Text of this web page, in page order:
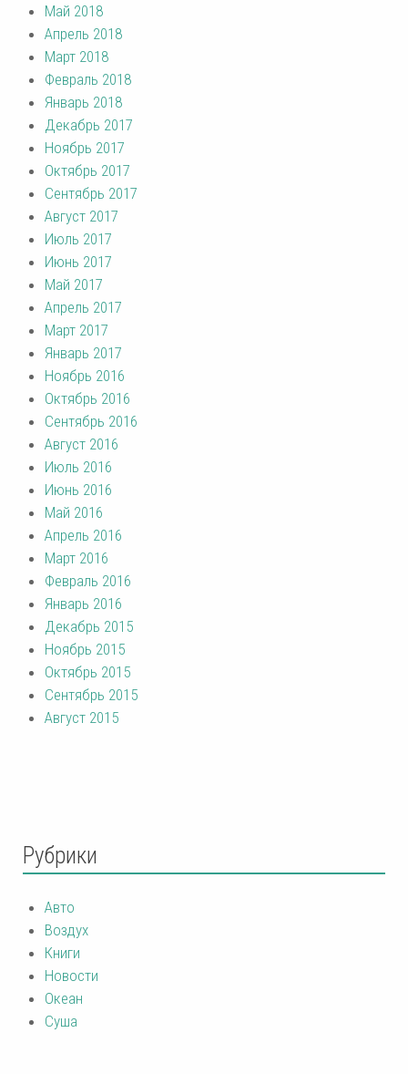
Май 2018
Апрель 2018
Март 2018
Февраль 2018
Январь 2018
Декабрь 2017
Ноябрь 2017
Октябрь 2017
Сентябрь 2017
Август 2017
Июль 2017
Июнь 2017
Май 2017
Апрель 2017
Март 2017
Январь 2017
Ноябрь 2016
Октябрь 2016
Сентябрь 2016
Август 2016
Июль 2016
Июнь 2016
Май 2016
Апрель 2016
Март 2016
Февраль 2016
Январь 2016
Декабрь 2015
Ноябрь 2015
Октябрь 2015
Сентябрь 2015
Август 2015
Рубрики
Авто
Воздух
Книги
Новости
Океан
Суша